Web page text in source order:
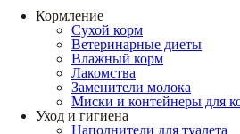
Кормление
Сухой корм
Ветеринарные диеты
Влажный корм
Лакомства
Заменители молока
Миски и контейнеры для
Уход и гигиена
Наполнители для туалета